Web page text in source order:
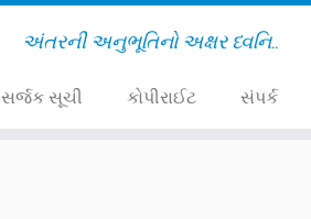
અંતરની અનુભૂતિનો અક્ષર ધ્વનિ..
સર્જક સૂચી કોપીરાઈટ સંપર્ક